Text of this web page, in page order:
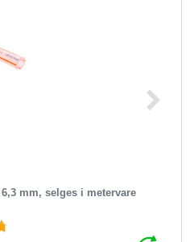
mm, selges i metervare